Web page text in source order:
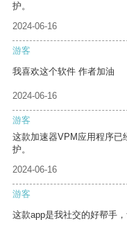
护。
2024-06-16
游客
我喜欢这个软件 作者加油
2024-06-16
游客
这款加速器VPM应用程序已
护。
2024-06-16
游客
这款app是我社交的好帮手